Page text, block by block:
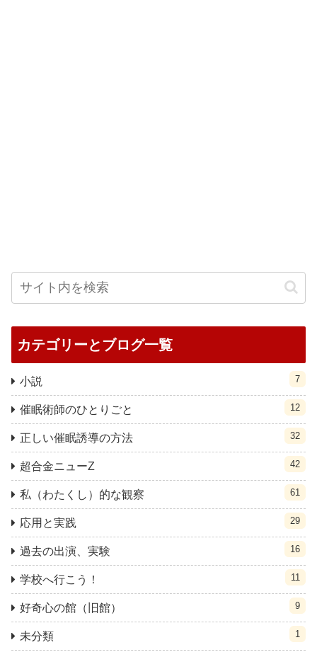
カテゴリーとブログ一覧
小説 7
催眠術師のひとりごと 12
正しい催眠誘導の方法 32
超合金ニューZ 42
私（わたくし）的な観察 61
応用と実践 29
過去の出演、実験 16
学校へ行こう！ 11
好奇心の館（旧館） 9
未分類 1